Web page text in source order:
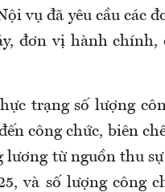
vụ đã yêu cầu các
đơn vị hành
trạng số lượng
công chức, biên
lương từ nguồn thu
và số lượng công